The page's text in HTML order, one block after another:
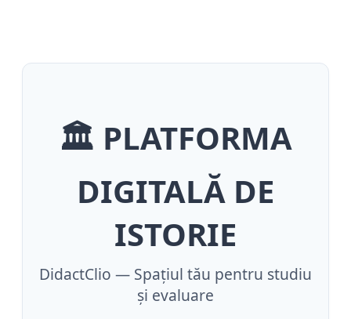
🏛️ PLATFORMA
DIGITALĂ DE
ISTORIE
DidactClio — Spațiul tău pentru studiu
și evaluare